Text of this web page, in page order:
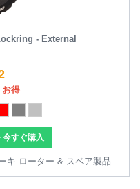
- External
得
今すぐ購入
すべての ロードバイク ディスクブレーキ ローター & スペア製品 を見る